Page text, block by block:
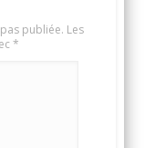
publiée. Les
*